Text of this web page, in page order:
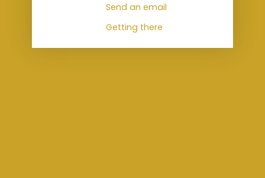
Send an email
Getting there